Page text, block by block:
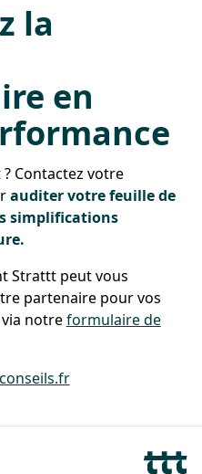
la
en
Contactez votre
auditer votre feuille de
simplifications
Strattt peut vous
partenaire pour vos
notreformulaire de